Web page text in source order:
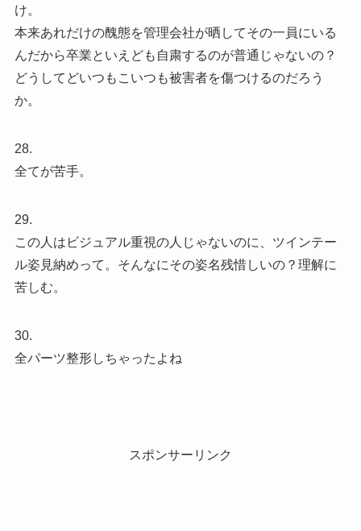
け。
本来あれだけの醜態を管理会社が晒してその一員にいる
んだから卒業といえども自粛するのが普通じゃないの？
どうしてどいつもこいつも被害者を傷つけるのだろう
か。
28.
全てが苦手。
29.
この人はビジュアル重視の人じゃないのに、ツインテー
ル姿見納めって。そんなにその姿名残惜しいの？理解に
苦しむ。
30.
全パーツ整形しちゃったよね
スポンサーリンク